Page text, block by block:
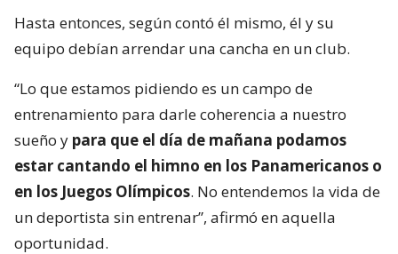
Hasta entonces, según contó él mismo, él y su
equipo debían arrendar una cancha en un club.
“Lo que estamos pidiendo es un campo de
entrenamiento para darle coherencia a nuestro
sueño y para que el día de mañana podamos
estar cantando el himno en los Panamericanos o
en los Juegos Olímpicos. No entendemos la vida de
un deportista sin entrenar”, afirmó en aquella
oportunidad.